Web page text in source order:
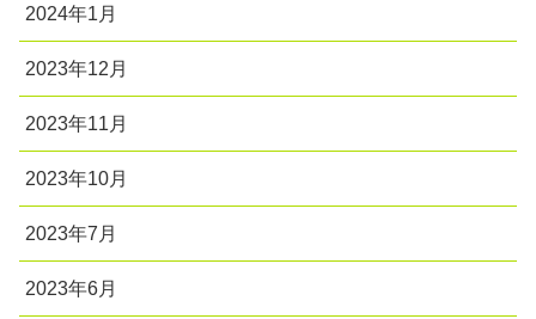
2024年1月
2023年12月
2023年11月
2023年10月
2023年7月
2023年6月